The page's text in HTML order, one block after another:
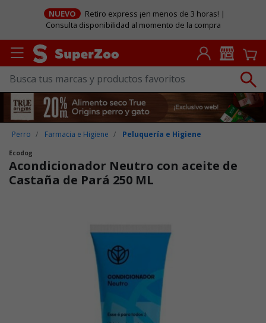
NUEVO
Retiro express ¡en menos de 3 horas! |
Consulta disponibilidad al momento de la compra
Perro Farmacia e Higiene Peluquería e Higiene
Ecodog
Acondicionador Neutro con aceite de
Castaña de Pará 250 ML